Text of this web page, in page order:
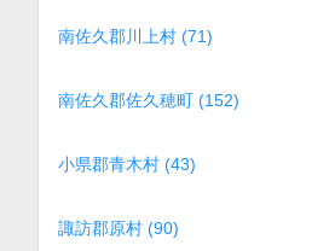
南佐久郡川上村 (71)
南佐久郡佐久穂町 (152)
小県郡青木村 (43)
諏訪郡原村 (90)